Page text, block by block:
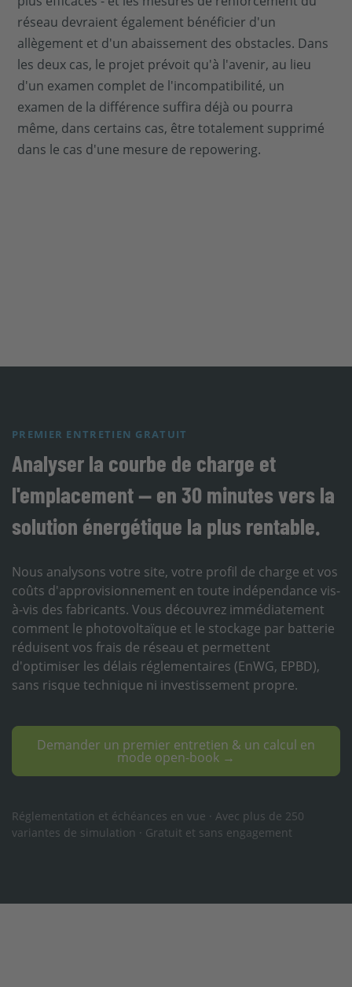
réseau devraient également bénéficier d'un
allègement et d'un abaissement des obstacles. Dans
les deux cas, le projet prévoit qu'à l'avenir, au lieu
d'un examen complet de l'incompatibilité, un
examen de la différence suffira déjà ou pourra
même, dans certains cas, être totalement supprimé
dans le cas d'une mesure de repowering.
PREMIER ENTRETIEN GRATUIT
Analyser la courbe de charge et
l'emplacement — en 30 minutes vers la
solution énergétique la plus rentable.
Nous analysons votre site, votre profil de charge et vos
coûts d'approvisionnement en toute indépendance vis-
à-vis des fabricants. Vous découvrez immédiatement
comment le photovoltaïque et le stockage par batterie
réduisent vos frais de réseau et permettent
d'optimiser les délais réglementaires (EnWG, EPBD),
sans risque technique ni investissement propre.
Demander un premier entretien & un calcul en
mode open-book →
Réglementation et échéances en vue · Avec plus de 250
variantes de simulation · Gratuit et sans engagement